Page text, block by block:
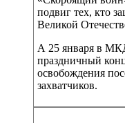
подвиг тех, кто
Великой
А 25 января в
праздничный
освобождения
захватчиков.